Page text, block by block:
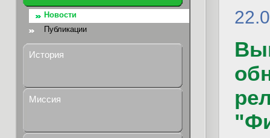
Новости
Публикации
История
Миссия